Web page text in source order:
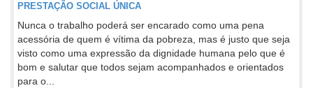
PRESTAÇÃO SOCIAL ÚNICA
Nunca o trabalho poderá ser encarado como uma pena
acessória de quem é vítima da pobreza, mas é justo que seja
visto como uma expressão da dignidade humana pelo que é
bom e salutar que todos sejam acompanhados e orientados
para o...